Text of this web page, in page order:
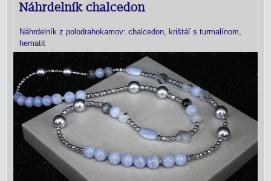
Náhrdelník chalcedon
Náhrdelník z polodrahokamov: chalcedon, krištáľ s turmalínom,
hematit